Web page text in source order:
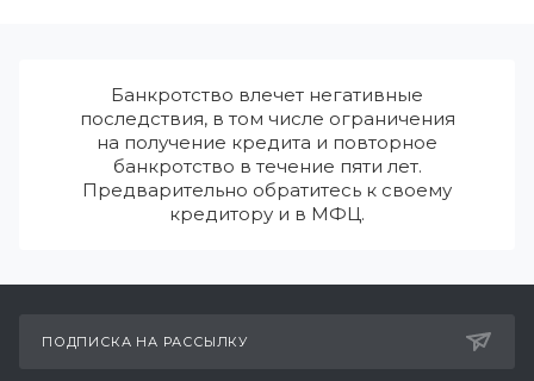
Банкротство влечет негативные
последствия, в том числе ограничения
на получение кредита и повторное
банкротство в течение пяти лет.
Предварительно обратитесь к своему
кредитору и в МФЦ.
ПОДПИСКА НА РАССЫЛКУ